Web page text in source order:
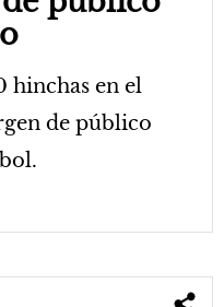
hinchas en el
de público